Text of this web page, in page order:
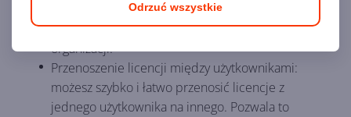
Odrzuć wszystkie
wygodny cennik sprawia, że Windows 10
Enterprise E3 jest przystępny dla każdej
organizacji.
Przenoszenie licencji między użytkownikami:
możesz szybko i łatwo przenosić licencje z
jednego użytkownika na innego. Pozwala to